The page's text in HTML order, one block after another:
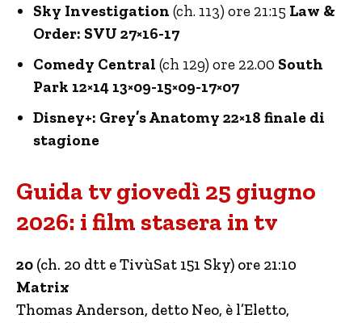
Sky Investigation (ch. 113) ore 21:15 Law &
Order: SVU 27×16-17
Comedy Central (ch 129) ore 22.00 South
Park 12×14 13×09-15×09-17×07
Disney+: Grey’s Anatomy 22×18 finale di
stagione
Guida tv giovedì 25 giugno
2026: i film stasera in tv
20 (ch. 20 dtt e TivùSat 151 Sky) ore 21:10
Matrix
Thomas Anderson, detto Neo, è l’Eletto,